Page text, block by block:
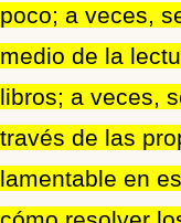
poco; a veces,
medio de la
libros; a veces,
través de las
lamentable en